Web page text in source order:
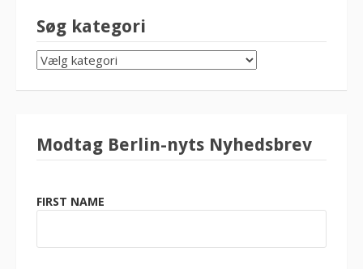
Søg kategori
SØG
KATEGORI
Modtag Berlin-nyts Nyhedsbrev
FIRST NAME